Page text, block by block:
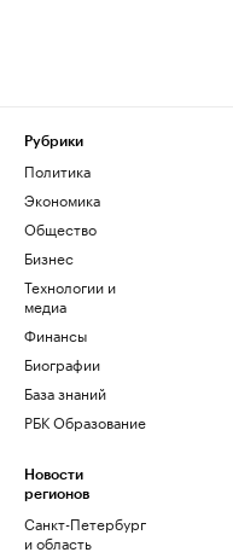
Рубрики
Политика
Экономика
Общество
Бизнес
Технологии и
медиа
Финансы
Биографии
База знаний
РБК Образование
Новости
регионов
Санкт-Петербург
и область